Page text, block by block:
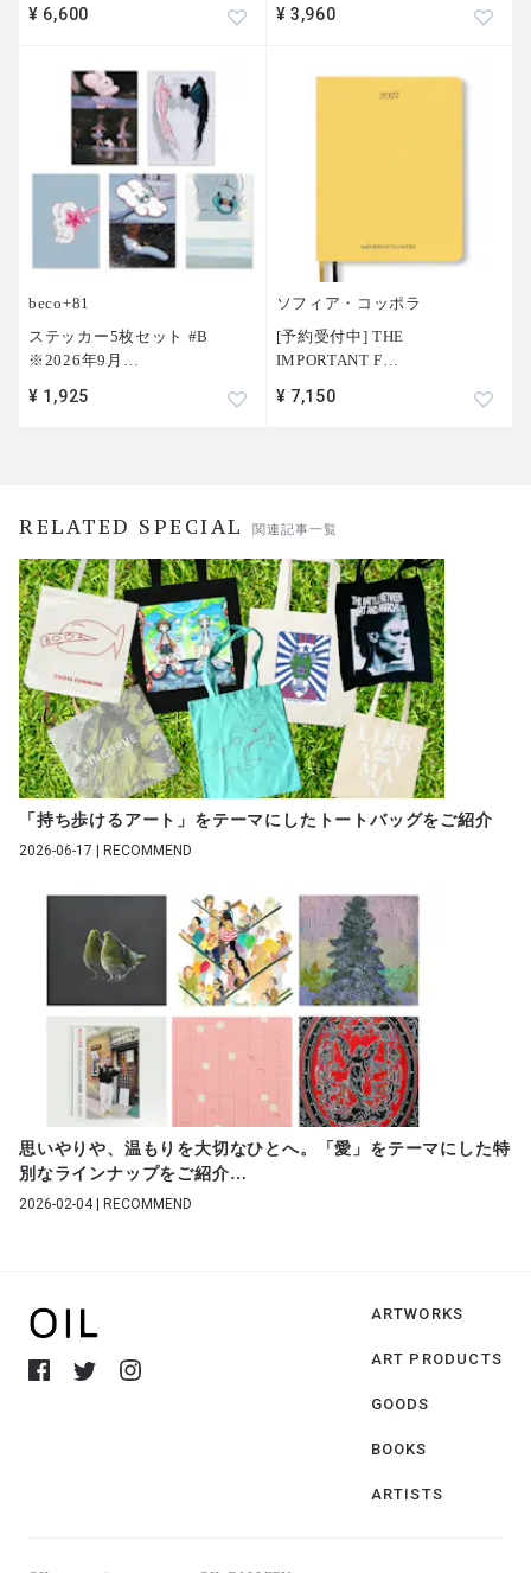
¥ 6,600 ¥ 3,960
beco+81
ステッカー5枚セット #B
※2026年9月 …
¥ 1,925
ソフィア・コッポラ
[予約受付中] THE
IMPORTANT F…
¥ 7,150
RELATED SPECIAL 関連記事一覧
「持ち歩けるアート」をテーマにしたトートバッグをご紹介
2026-06-17 | RECOMMEND
思いやりや、温もりを大切なひとへ。「愛」をテーマにした特
別なラインナップをご紹介…
2026-02-04 | RECOMMEND
ARTWORKS
ART PRODUCTS
GOODS
BOOKS
ARTISTS